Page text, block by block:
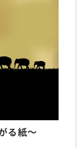
る紙～